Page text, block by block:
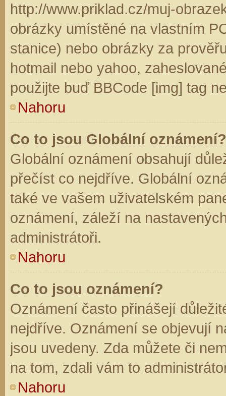
http://www.priklad.cz/muj-
obrázky umístěné na vlastním
stanice) nebo obrázky za
hotmail nebo yahoo,
použijte buď BBCode [img] tag
Nahoru
Co to jsou Globální oznámení?
Globální oznámení obsahují
přečíst co nejdříve. Globální
také ve vašem uživatelském
oznámení, záleží na
administrátoři.
Nahoru
Co to jsou oznámení?
Oznámení často přinášejí
nejdříve. Oznámení se objevují
jsou uvedeny. Zda můžete či
na tom, zdali vám to
Nahoru